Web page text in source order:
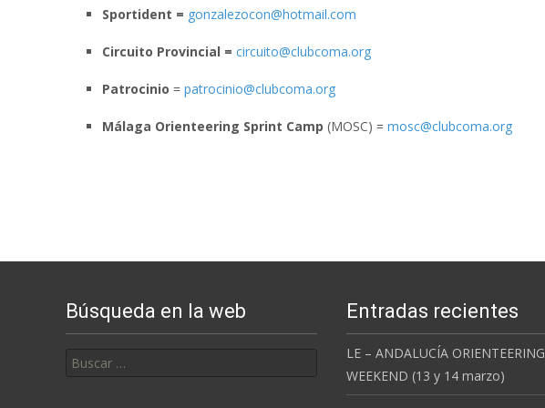
Sportident = gonzalezocon@hotmail.com
Circuito Provincial = circuito@clubcoma.org
Patrocinio = patrocinio@clubcoma.org
Málaga Orienteering Sprint Camp (MOSC) = mosc@clubcoma.org
Búsqueda en la web Entradas recientes
LE – ANDALUCÍA ORIENTEERING
WEEKEND (13 y 14 marzo)